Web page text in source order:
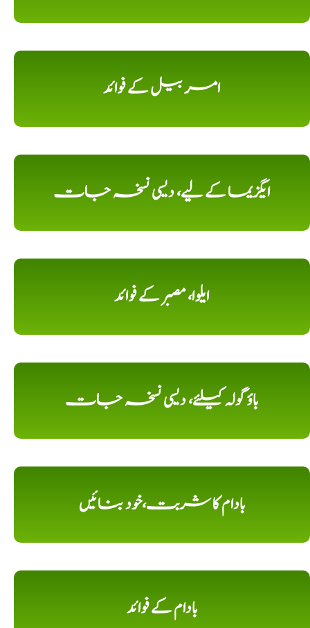
امر بیل کے فوائد
ایگزیما کے لیے، دیسی نسخہ جات
ایلوا، مصبر کے فوائد
باؤ گولہ کیلئے، دیسی نسخہ جات
بادام کا شربت،خود بنائیں
بادام کے فوائد